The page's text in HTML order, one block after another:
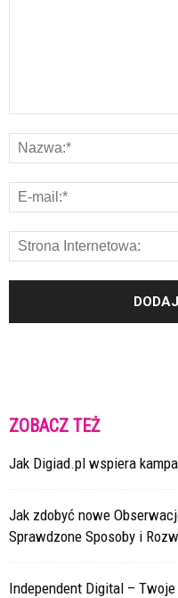
ZOBACZ TEŻ
Jak Digiad.pl wspiera
Jak zdobyć nowe
Sprawdzone Sposoby i
Independent Digital –